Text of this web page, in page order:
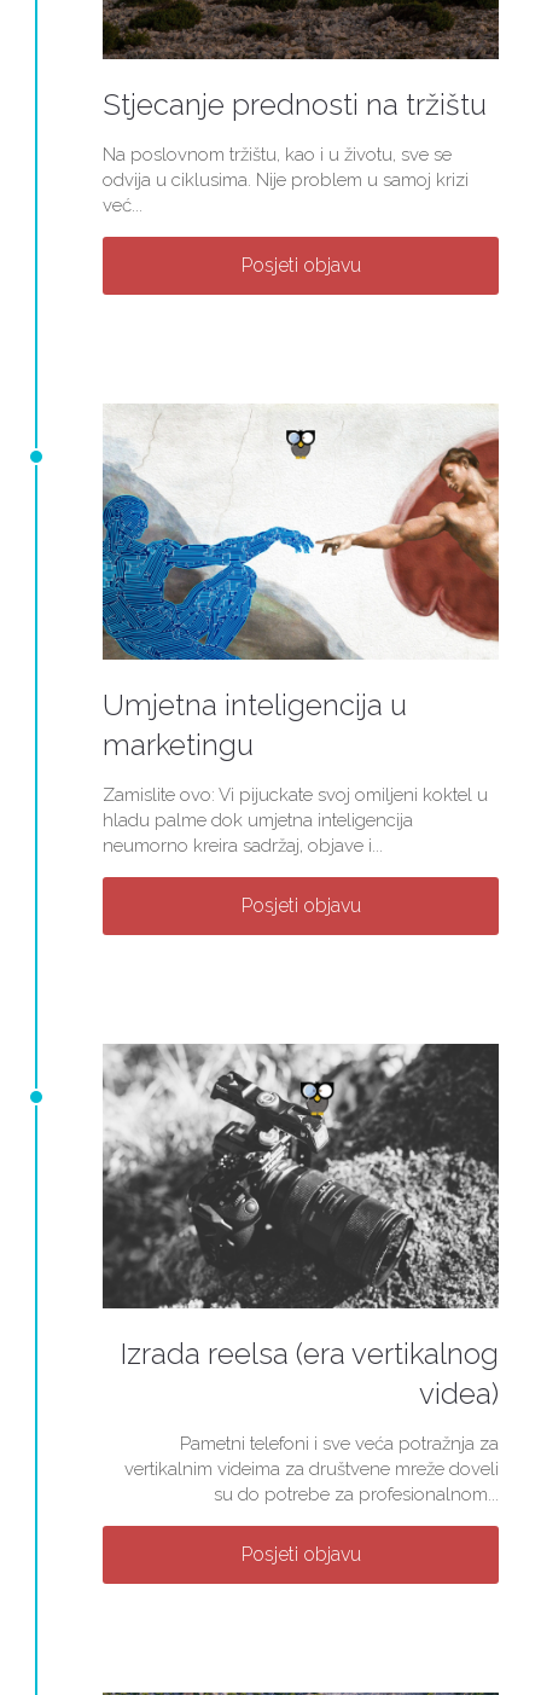
Stjecanje prednosti na tržištu
Na poslovnom tržištu, kao i u životu, sve se
odvija u ciklusima. Nije problem u samoj krizi
već...
Posjeti objavu
Umjetna inteligencija u
marketingu
Zamislite ovo: Vi pijuckate svoj omiljeni koktel u
hladu palme dok umjetna inteligencija
neumorno kreira sadržaj, objave i...
Posjeti objavu
Izrada reelsa (era vertikalnog
videa)
Pametni telefoni i sve veća potražnja za
vertikalnim videima za društvene mreže doveli
su do potrebe za profesionalnom...
Posjeti objavu